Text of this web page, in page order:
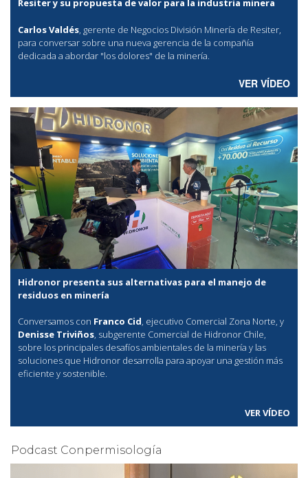
Resiter y su propuesta de valor para la industria minera
Carlos Valdés, gerente de Negocios División Minería de Resiter,
para conversar sobre una nueva gerencia de la compañía
dedicada a abordar "los dolores" de la minería.
VER VÍDEO
Hidronor presenta sus alternativas para el manejo de
residuos en minería
Conversamos con Franco Cid, ejecutivo Comercial Zona Norte, y
Denisse Triviños, subgerente Comercial de Hidronor Chile,
sobre los principales desafíos ambientales de la minería y las
soluciones que Hidronor desarrolla para apoyar una gestión más
eficiente y sostenible.
VER VÍDEO
Podcast Conpermisología